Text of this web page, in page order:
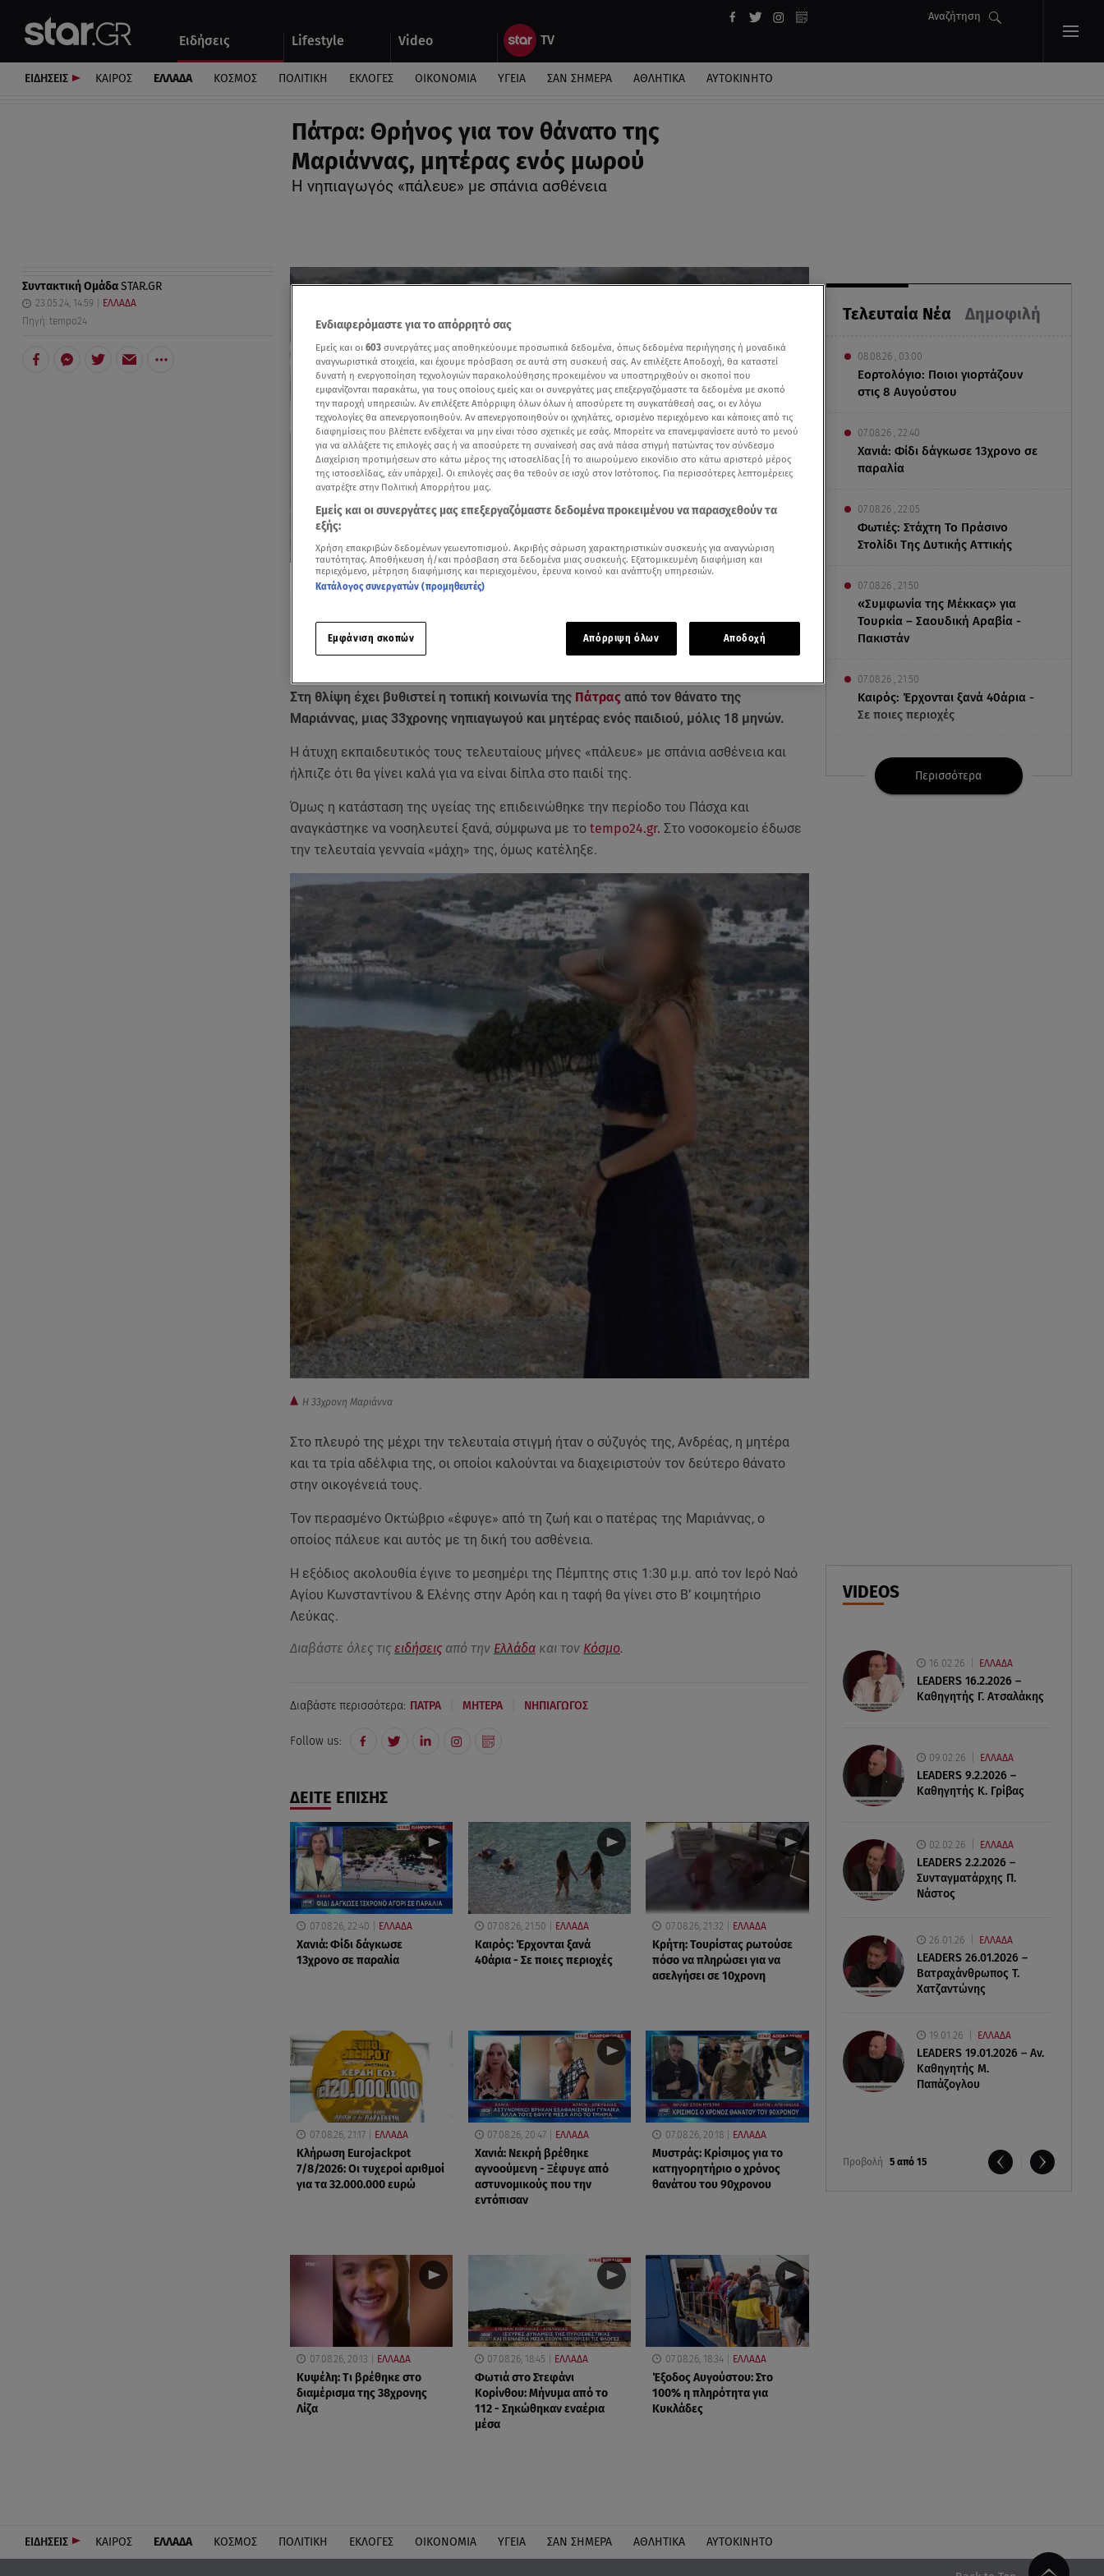
Ειδήσεις Lifestyle Video
Αναζήτηση
Αυτοκίνητο
ΕΙΔΗΣΕΙΣ ΚΑΙΡΟΣ ΕΛΛΑΔΑ ΚΟΣΜΟΣ ΠΟΛΙΤΙΚΗ ΕΚΛΟΓΕΣ ΟΙΚΟΝΟΜΙΑ ΥΓΕΙΑ ΣΑΝ ΣΗΜΕΡΑ ΑΘΛΗΤΙΚΑ ΑΥΤΟΚΙΝΗΤΟ
Πάτρα: Θρήνος για τον θάνατο της
Μαριάννας, μητέρας ενός μωρού
Η νηπιαγωγός «πάλευε» με σπάνια ασθένεια
Τελευταία Νέα Δημοφιλή
08.08.26 , 03:00
Εορτολόγιο: Ποιοι γιορτάζουν
στις 8 Αυγούστου
07.08.26 , 22:40
Χανιά: Φίδι δάγκωσε 13χρονο σε
παραλία
07.08.26 , 22:05
Φωτιές: Στάχτη Το Πράσινο
Στολίδι Της Δυτικής Αττικής
07.08.26 , 21:50
«Συμφωνία της Μέκκας» για
Τουρκία – Σαουδική Αραβία -
Πακιστάν
07.08.26 , 21:50
Καιρός: Έρχονται ξανά 40άρια -
Σε ποιες περιοχές
07.08.26 , 21:32
Κρήτη: Τουρίστας ρωτούσε
πόσο να πληρώσει για να
07.08.26 , 18:34
Έξοδος Αυγούστου: Στο 100% η
πληρότητα για Κυκλάδες
Περισσότερα
VIDEOS
16.02.26 ΕΛΛΑΔΑ
LEADERS 16.2.2026 –
Καθηγητής Γ. Ατσαλάκης
09.02.26 ΕΛΛΑΔΑ
LEADERS 9.2.2026 –
Καθηγητής Κ. Γρίβας
02.02.26 ΕΛΛΑΔΑ
LEADERS 2.2.2026 –
Συνταγματάρχης Π.
Νάστος
26.01.26 ΕΛΛΑΔΑ
LEADERS 26.01.2026 –
Βατραχάνθρωπος Τ.
Χατζαντώνης
19.01.26 ΕΛΛΑΔΑ
LEADERS 19.01.2026 – Αν.
Καθηγητής Μ.
Παπάζογλου
Προβολή 5 από 15
Συντακτική ΟμάδαSTAR.GR
23.05.24, 14:59
ΕΛΛΑΔΑ
Πηγή: tempo24
Δείτε περισσότερα άρθρα μας στην αναζήτηση σας
Πρόσθηκη star.gr στις επιλογές σας
Add star.gr on Google
Στη θλίψη έχει βυθιστεί η τοπική κοινωνία της Πάτρας από τον θάνατο της
Μαριάννας, μιας 33χρονης νηπιαγωγού και μητέρας ενός παιδιού, μόλις 18 μηνών.
Η άτυχη εκπαιδευτικός τους τελευταίους μήνες «πάλευε» με σπάνια ασθένεια και
ήλπιζε ότι θα γίνει καλά για να είναι δίπλα στο παιδί της.
Όμως η κατάσταση της υγείας της επιδεινώθηκε την περίοδο του Πάσχα και
αναγκάστηκε να νοσηλευτεί ξανά, σύμφωνα με το tempo24.gr. Στο νοσοκομείο έδωσε
την τελευταία γενναία «μάχη» της, όμως κατέληξε.
Η 33χρονη Μαριάννα
Στο πλευρό της μέχρι την τελευταία στιγμή ήταν ο σύζυγός της, Ανδρέας, η μητέρα
και τα τρία αδέλφια της, οι οποίοι καλούνται να διαχειριστούν τον δεύτερο θάνατο
στην οικογένειά τους.
Τον περασμένο Οκτώβριο «έφυγε» από τη ζωή και ο πατέρας της Μαριάννας, ο
οποίος πάλευε και αυτός με τη δική του ασθένεια.
Η εξόδιος ακολουθία έγινε το μεσημέρι της Πέμπτης στις 1:30 μ.μ. από τον Ιερό Ναό
Αγίου Κωνσταντίνου & Ελένης στην Αρόη και η ταφή θα γίνει στο Β’ κοιμητήριο
Λεύκας.
Διαβάστε όλες τις ειδήσειςαπό την Ελλάδακαι τον Κόσμο.
Διαβάστε περισσότερα: ΠΑΤΡΑ ΜΗΤΕΡΑ ΝΗΠΙΑΓΩΓΟΣ
Follow us:
ΔΕΙΤΕ ΕΠΙΣΗΣ
07.08.26, 22:40 ΕΛΛΑΔΑ
Χανιά: Φίδι δάγκωσε
13χρονο σε παραλία
07.08.26, 21:50 ΕΛΛΑΔΑ
Καιρός: Έρχονται ξανά
40άρια - Σε ποιες περιοχές
07.08.26, 21:32 ΕΛΛΑΔΑ
Κρήτη: Τουρίστας ρωτούσε
πόσο να πληρώσει για να
ασελγήσει σε 10χρονη
07.08.26, 21:17 ΕΛΛΑΔΑ
Κλήρωση Eurojackpot
7/8/2026: Οι τυχεροί αριθμοί
για τα 32.000.000 ευρώ
07.08.26, 20:47 ΕΛΛΑΔΑ
Χανιά: Νεκρή βρέθηκε
αγνοούμενη - Ξέφυγε από
αστυνομικούς που την
εντόπισαν
07.08.26, 20:18 ΕΛΛΑΔΑ
Μυστράς: Κρίσιμος για το
κατηγορητήριο ο χρόνος
θανάτου του 90χρονου
07.08.26, 20:13 ΕΛΛΑΔΑ
Κυψέλη: Tι βρέθηκε στο
διαμέρισμα της 38χρονης
Λίζα
07.08.26, 18:45 ΕΛΛΑΔΑ
Φωτιά στο Στεφάνι
Κορίνθου: Μήνυμα από το
112 - Σηκώθηκαν εναέρια
μέσα
07.08.26, 18:34 ΕΛΛΑΔΑ
Έξοδος Αυγούστου: Στο
100% η πληρότητα για
Κυκλάδες
ΕΙΔΗΣΕΙΣ ΚΑΙΡΟΣ ΕΛΛΑΔΑ ΚΟΣΜΟΣ ΠΟΛΙΤΙΚΗ ΕΚΛΟΓΕΣ ΟΙΚΟΝΟΜΙΑ ΥΓΕΙΑ ΣΑΝ ΣΗΜΕΡΑ ΑΘΛΗΤΙΚΑ ΑΥΤΟΚΙΝΗΤΟ
Ενδιαφερόμαστε για το απόρρητό σας
Εμείς και οι 603 συνεργάτες μας αποθηκεύουμε προσωπικά δεδομένα, όπως δεδομένα περιήγησης ή μοναδικά
αναγνωριστικά στοιχεία, και έχουμε πρόσβαση σε αυτά στη συσκευή σας. Αν επιλέξετε Αποδοχή, θα καταστεί
δυνατή η ενεργοποίηση τεχνολογιών παρακολούθησης προκειμένου να υποστηριχθούν οι σκοποί που
εμφανίζονται παρακάτω, για τους οποίους εμείς και οι συνεργάτες μας επεξεργαζόμαστε τα δεδομένα με σκοπό
την παροχή υπηρεσιών. Αν επιλέξετε Απόρριψη όλων όλων ή αποσύρετε τη συγκατάθεσή σας, οι εν λόγω
τεχνολογίες θα απενεργοποιηθούν. Αν απενεργοποιηθούν οι ιχνηλάτες, ορισμένο περιεχόμενο και κάποιες από τις
διαφημίσεις που βλέπετε ενδέχεται να μην είναι τόσο σχετικές με εσάς. Μπορείτε να επανεμφανίσετε αυτό το μενού
για να αλλάξετε τις επιλογές σας ή να αποσύρετε τη συναίνεσή σας ανά πάσα στιγμή πατώντας τον σύνδεσμο
Διαχείριση προτιμήσεων στο κάτω μέρος της ιστοσελίδας [ή το αιωρούμενο εικονίδιο στο κάτω αριστερό μέρος
της ιστοσελίδας, εάν υπάρχει]. Οι επιλογές σας θα τεθούν σε ισχύ στον Ιστότοπος. Για περισσότερες λεπτομέρειες
ανατρέξτε στην Πολιτική Απορρήτου μας.
Εμείς και οι συνεργάτες μας επεξεργαζόμαστε δεδομένα προκειμένου να παρασχεθούν τα
εξής:
Χρήση επακριβών δεδομένων γεωεντοπισμού. Ακριβής σάρωση χαρακτηριστικών συσκευής για αναγνώριση
ταυτότητας. Αποθήκευση ή/και πρόσβαση στα δεδομένα μιας συσκευής. Εξατομικευμένη διαφήμιση και
περιεχόμενο, μέτρηση διαφήμισης και περιεχομένου, έρευνα κοινού και ανάπτυξη υπηρεσιών.
Κατάλογος συνεργατών (προμηθευτές)
Εμφάνιση σκοπών Απόρριψη όλων Αποδοχή